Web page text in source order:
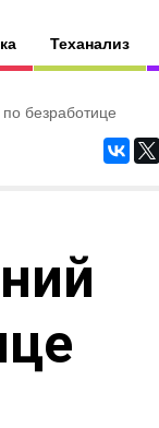
Теханализ
безработице